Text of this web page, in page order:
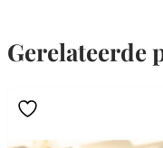
Gerelateerde